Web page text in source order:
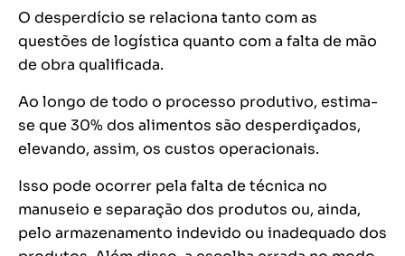
O desperdício se relaciona tanto com as
questões de logística quanto com a falta de mão
de obra qualificada.
Ao longo de todo o processo produtivo, estima-
se que 30% dos alimentos são desperdiçados,
elevando, assim, os custos operacionais.
Isso pode ocorrer pela falta de técnica no
manuseio e separação dos produtos ou, ainda,
pelo armazenamento indevido ou inadequado dos